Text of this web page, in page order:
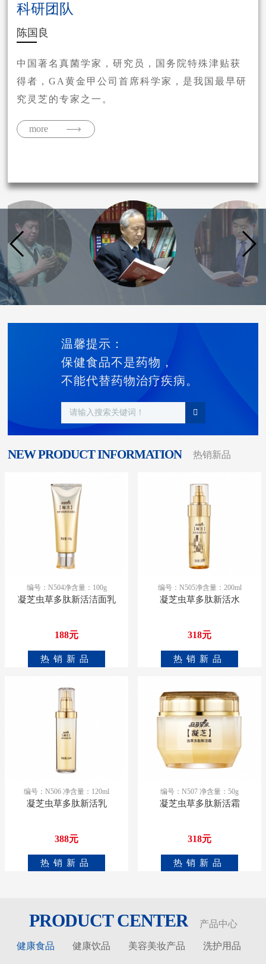
科研团队
李玉
科研团队
陈国良
中国著名真菌学家，研究员，国务院特殊津贴获
得者，GA黄金甲公司首席科学家，是我国最早研
究灵芝的专家之一。
more
科研团队
陈惠
科研团队
卯晓岚
more
科研团队
卜华祥
科研团队
姚一建
科研团队
车永胜
more
科研团队
郁小兵
科研团队
徐济良
科研团队
王听申
more
科研团队
吴伟杰
温馨提示：
保健食品不是药物，
不能代替药物治疗疾病。
NEW PRODUCT INFORMATION 热销新品
编号：N504 ​净含量：100g
凝芝虫草多肽新活洁面乳
188元
热销新品
编号：N505 ​净含量：200ml
凝芝虫草多肽新活水
318元
热销新品
编号：N506 净含量：120ml
凝芝虫草多肽新活乳
388元
热销新品
编号：N507 净含量：50g
凝芝虫草多肽新活霜
318元
热销新品
PRODUCT CENTER 产品中心
健康食品 健康饮品 美容美妆产品 洗护用品